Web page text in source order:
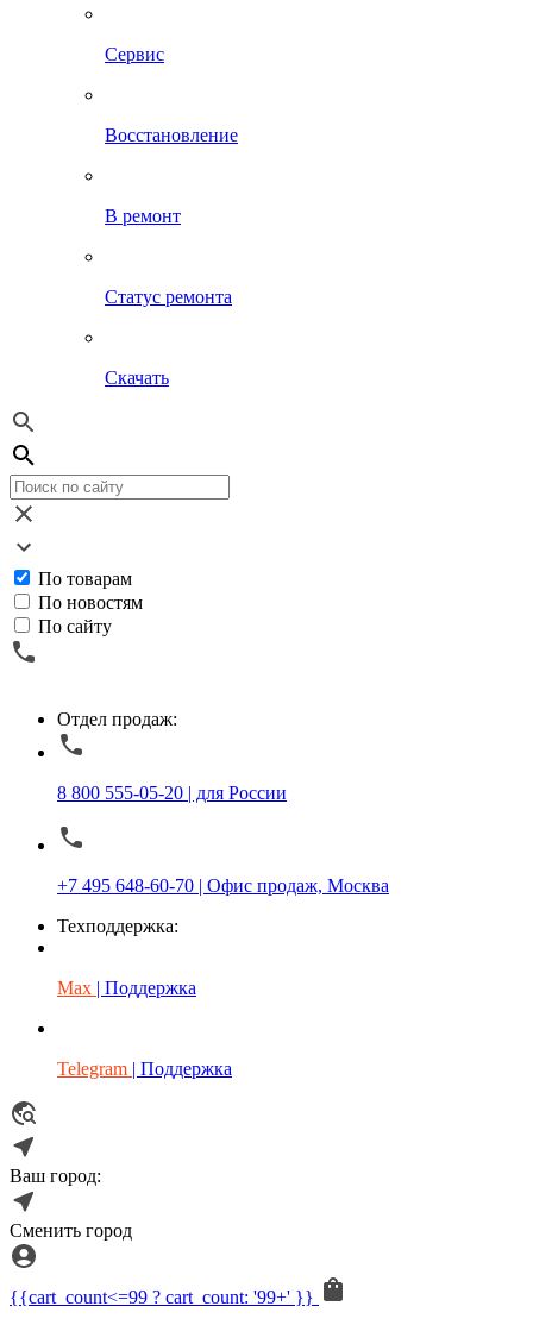
Сервис
Восстановление
В ремонт
Статус ремонта
Скачать
По товарам
По новостям
По сайту
Отдел продаж:
8 800 555-05-20 | для России
+7 495 648-60-70 | Офис продаж, Москва
Техподдержка:
Max | Поддержка
Telegram | Поддержка
Ваш город:
Сменить город
{{cart_count<=99 ? cart_count: '99+' }}